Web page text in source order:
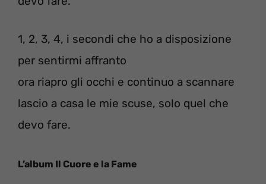
1, 2, 3, 4, i secondi che ho a disposizione
per sentirmi affranto
ora riapro gli occhi e continuo a scannare
lascio a casa le mie scuse, solo quel che
devo fare.
L’album Il Cuore e la Fame